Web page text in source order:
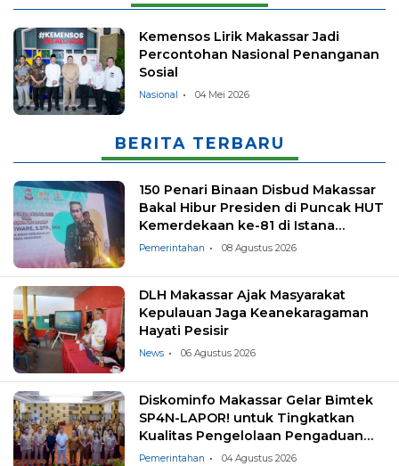
Kemensos Lirik Makassar Jadi
Percontohan Nasional Penanganan
Sosial
Nasional 04 Mei 2026
BERITA TERBARU
150 Penari Binaan Disbud Makassar
Bakal Hibur Presiden di Puncak HUT
Kemerdekaan ke-81 di Istana
Negara
Pemerintahan 08 Agustus 2026
DLH Makassar Ajak Masyarakat
Kepulauan Jaga Keanekaragaman
Hayati Pesisir
News 06 Agustus 2026
Diskominfo Makassar Gelar Bimtek
SP4N-LAPOR! untuk Tingkatkan
Kualitas Pengelolaan Pengaduan
Masyarakat
Pemerintahan 04 Agustus 2026